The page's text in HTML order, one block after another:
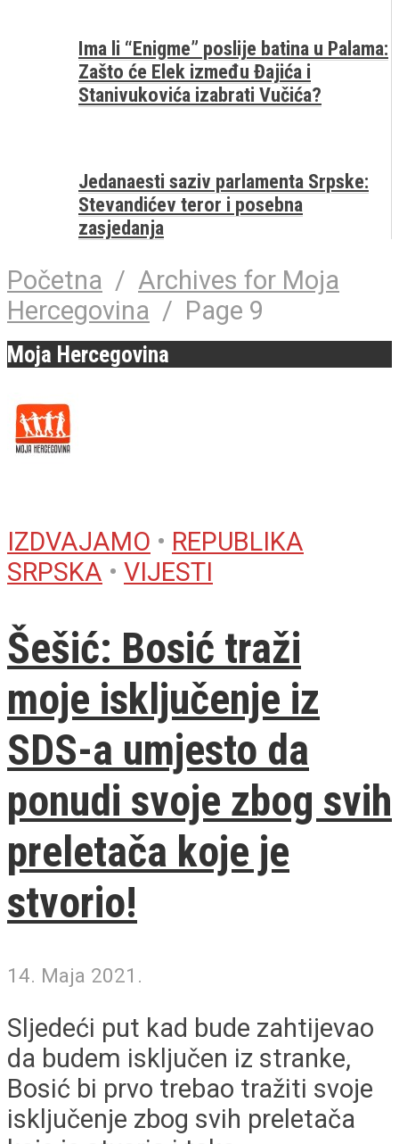
Ima li “Enigme” poslije batina u Palama:
Zašto će Elek između Đajića i
Stanivukovića izabrati Vučića?
Jedanaesti saziv parlamenta Srpske:
Stevandićev teror i posebna
zasjedanja
Početna / Archives for Moja
Hercegovina / Page 9
Moja Hercegovina
IZDVAJAMO • REPUBLIKA
SRPSKA • VIJESTI
Šešić: Bosić traži
moje isključenje iz
SDS-a umjesto da
ponudi svoje zbog svih
preletača koje je
stvorio!
14. Maja 2021.
Sljedeći put kad bude zahtijevao
da budem isključen iz stranke,
Bosić bi prvo trebao tražiti svoje
isključenje zbog svih preletača